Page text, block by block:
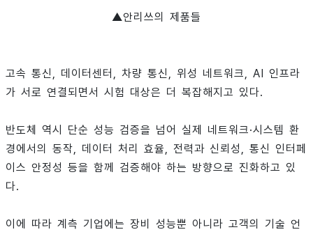
▲안리쓰의 제품들
고속 통신, 데이터센터, 차량 통신, 위성 네트워크, AI 인프라
가 서로 연결되면서 시험 대상은 더 복잡해지고 있다.
반도체 역시 단순 성능 검증을 넘어 실제 네트워크·시스템 환
경에서의 동작, 데이터 처리 효율, 전력과 신뢰성, 통신 인터페
이스 안정성 등을 함께 검증해야 하는 방향으로 진화하고 있
다.
이에 따라 계측 기업에는 장비 성능뿐 아니라 고객의 기술 언